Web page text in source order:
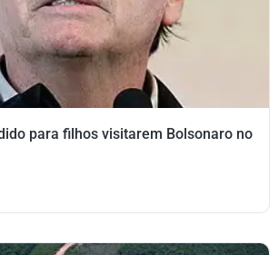
para filhos visitarem Bolsonaro no